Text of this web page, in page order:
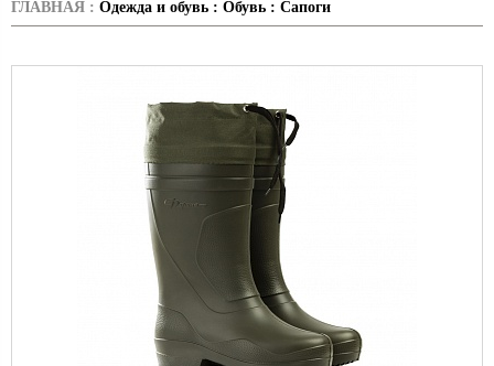
ГЛАВНАЯ : Одежда и обувь : Обувь : Сапоги